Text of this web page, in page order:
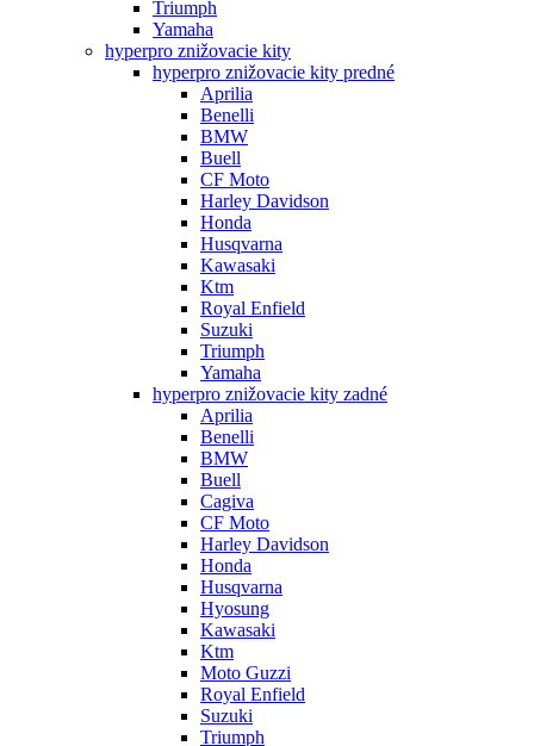
Triumph
Yamaha
hyperpro znižovacie kity
hyperpro znižovacie kity predné
Aprilia
Benelli
BMW
Buell
CF Moto
Harley Davidson
Honda
Husqvarna
Kawasaki
Ktm
Royal Enfield
Suzuki
Triumph
Yamaha
hyperpro znižovacie kity zadné
Aprilia
Benelli
BMW
Buell
Cagiva
CF Moto
Harley Davidson
Honda
Husqvarna
Hyosung
Kawasaki
Ktm
Moto Guzzi
Royal Enfield
Suzuki
Triumph